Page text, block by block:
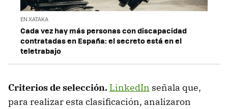
EN XATAKA
Cada vez hay más personas con discapacidad
contratadas en España: el secreto está en el
teletrabajo
Criterios de selección. LinkedIn señala que,
para realizar esta clasificación, analizaron